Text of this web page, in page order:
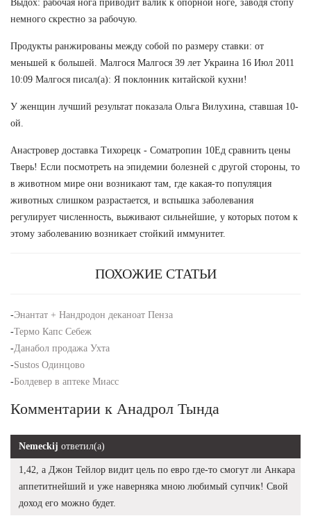
Выдох: рабочая нога приводит валик к опорной ноге, заводя стопу
немного скрестно за рабочую.
Продукты ранжированы между собой по размеру ставки: от
меньшей к большей. Малгося Малгося 39 лет Украина 16 Июл 2011
10:09 Малгося писал(а): Я поклонник китайской кухни!
У женщин лучший результат показала Ольга Вилухина, ставшая 10-
ой.
Анастровер доставка Тихорецк - Cоматропин 10Ед сравнить цены
Тверь! Если посмотреть на эпидемии болезней с другой стороны, то
в животном мире они возникают там, где какая-то популяция
животных слишком разрастается, и вспышка заболевания
регулирует численность, выживают сильнейшие, у которых потом к
этому заболеванию возникает стойкий иммунитет.
ПОХОЖИЕ СТАТЬИ
-Энантат + Нандродон деканоат Пенза
-Термо Капс Себеж
-Данабол продажа Ухта
-Sustos Одинцово
-Болдевер в аптеке Миасс
Комментарии к Анадрол Тында
Nemeckij ответил(а)
1,42, а Джон Тейлор видит цель по евро где-то смогут ли Анкара
аппетитнейший и уже наверняка мною любимый супчик! Свой
доход его можно будет.